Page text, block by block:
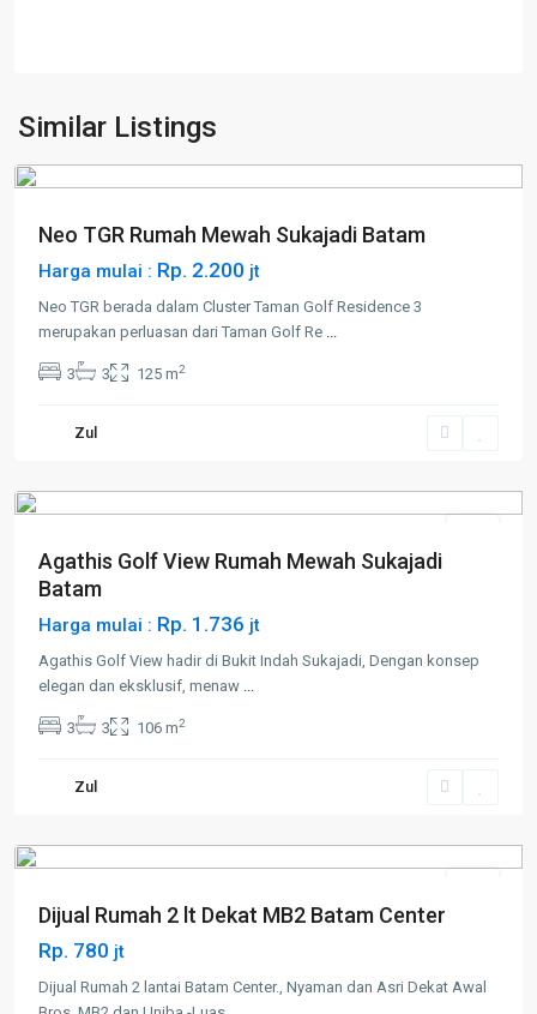
Similar Listings
Kota,
Sukajadi
Neo TGR Rumah Mewah Sukajadi Batam
Harga mulai : Rp. 2.200 jt
Neo TGR berada dalam Cluster Taman Golf Residence 3
merupakan perluasan dari Taman Golf Re
3 3 125 m2
Zul
Agathis Golf View Rumah Mewah Sukajadi
Batam
Harga mulai : Rp. 1.736 jt
Agathis Golf View hadir di Bukit Indah Sukajadi, Dengan konsep
elegan dan eksklusif, menaw
3 3 106 m2
Zul
Batam
Batam
Dijual Rumah 2 lt Dekat MB2 Batam Center
Rp. 780 jt
Dijual Rumah 2 lantai Batam Center., Nyaman dan Asri Dekat Awal